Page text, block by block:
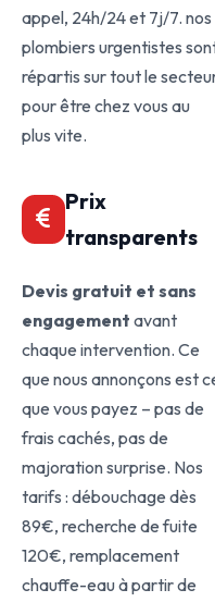
appel, 24h/24 et 7j/7. nos
plombiers urgentistes
répartis sur tout le
pour être chez vous au
plus vite.
Prix
transparents
Devis gratuit et sans
engagement avant
chaque intervention. Ce
que nous annonçons est
que vous payez – pas de
frais cachés, pas de
majoration surprise. Nos
tarifs : débouchage dès
89€, recherche de fuite
120€, remplacement
chauffe-eau à partir de